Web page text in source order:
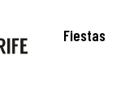
Fiestas